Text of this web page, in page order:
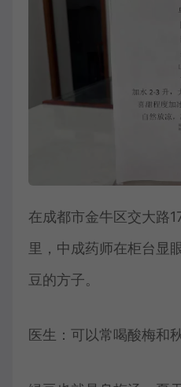
在成都市金牛区交大路
里，中成药师在柜台显
豆的方子。
医生：可以常喝酸梅和